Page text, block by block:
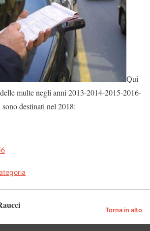
Qui
multe negli anni 2013-2014-2015-2016-
destinati nel 2018:
Torna in alto